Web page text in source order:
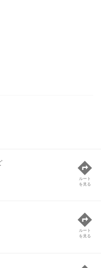
ルート
を見る
ルート
を見る